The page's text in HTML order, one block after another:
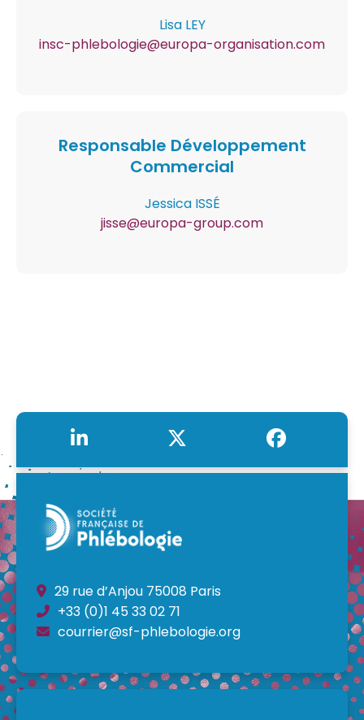
Lisa LEY
insc-phlebologie@europa-organisation.com
Responsable Développement
Commercial
Jessica ISSÉ
jisse@europa-group.com
29 rue d’Anjou 75008 Paris
+33 (0)1 45 33 02 71
courrier@sf-phlebologie.org